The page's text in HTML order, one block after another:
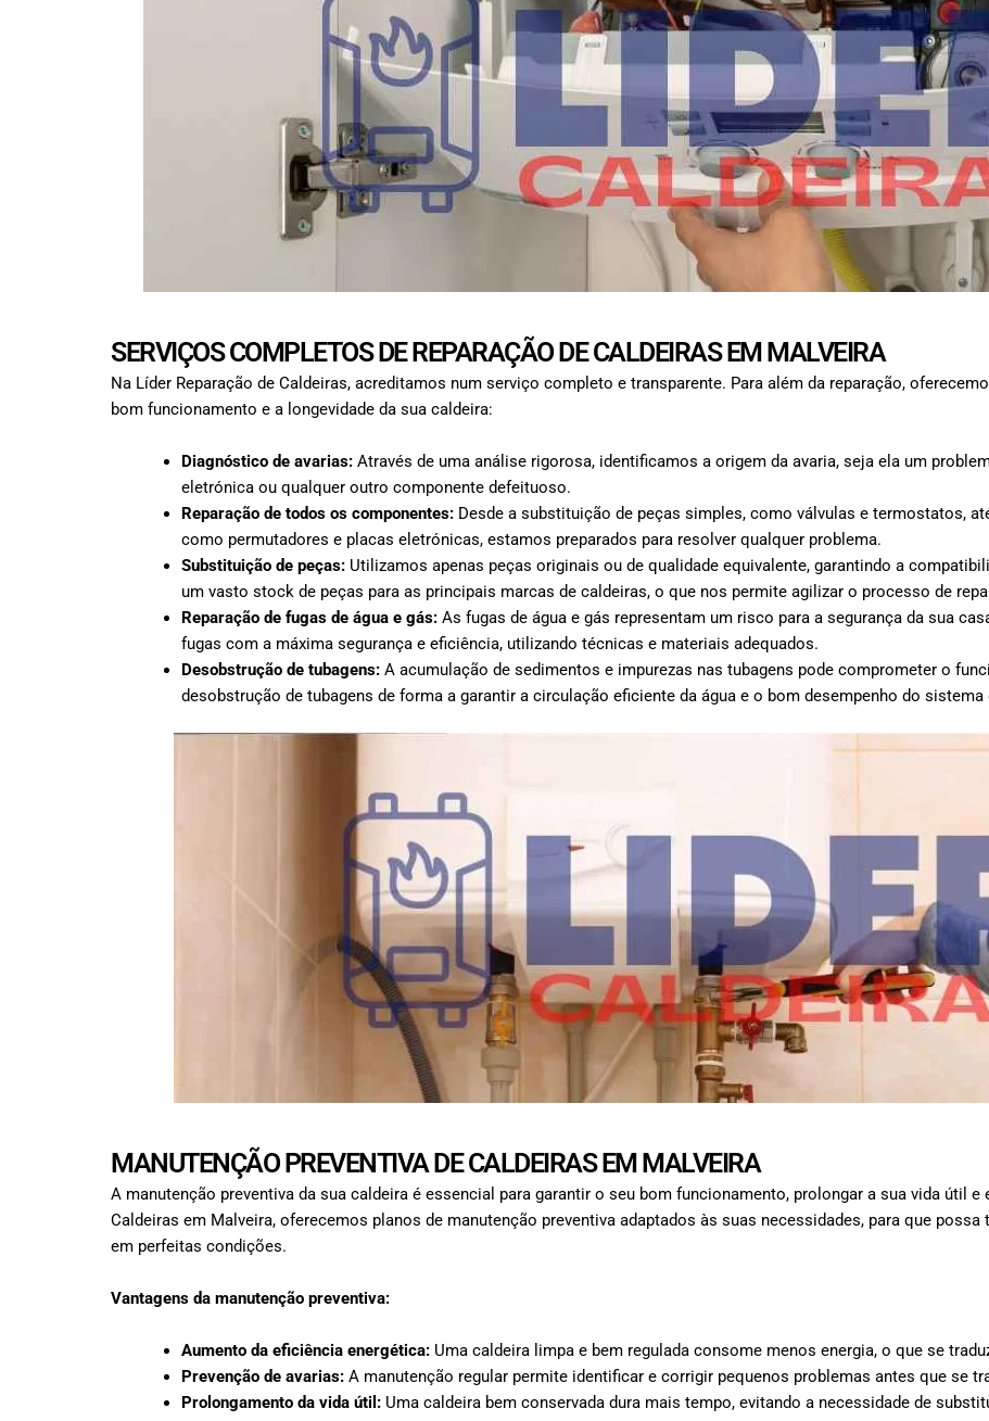
SERVIÇOS COMPLETOS DE REPARAÇÃO DE CALDEIRAS EM MALVEIRA
Na Líder Reparação de Caldeiras, acreditamos num serviço completo e transparente. Para além da reparação,
bom funcionamento e a longevidade da sua caldeira:
Diagnóstico de avarias: Através de uma análise rigorosa, identificamos a origem da avaria, seja ela um
eletrónica ou qualquer outro componente defeituoso.
Reparação de todos os componentes: Desde a substituição de peças simples, como válvulas e termostatos,
como permutadores e placas eletrónicas, estamos preparados para resolver qualquer problema.
Substituição de peças: Utilizamos apenas peças originais ou de qualidade equivalente, garantindo a
um vasto stock de peças para as principais marcas de caldeiras, o que nos permite agilizar o processo de
Reparação de fugas de água e gás: As fugas de água e gás representam um risco para a segurança da sua
fugas com a máxima segurança e eficiência, utilizando técnicas e materiais adequados.
Desobstrução de tubagens: A acumulação de sedimentos e impurezas nas tubagens pode comprometer o
desobstrução de tubagens de forma a garantir a circulação eficiente da água e o bom desempenho do
MANUTENÇÃO PREVENTIVA DE CALDEIRAS EM MALVEIRA
A manutenção preventiva da sua caldeira é essencial para garantir o seu bom funcionamento, prolongar a sua vida útil e
Caldeiras em Malveira, oferecemos planos de manutenção preventiva adaptados às suas necessidades, para que
em perfeitas condições.
Vantagens da manutenção preventiva:
Aumento da eficiência energética: Uma caldeira limpa e bem regulada consome menos energia, o que se
Prevenção de avarias: A manutenção regular permite identificar e corrigir pequenos problemas antes que se
Prolongamento da vida útil: Uma caldeira bem conservada dura mais tempo, evitando a necessidade de